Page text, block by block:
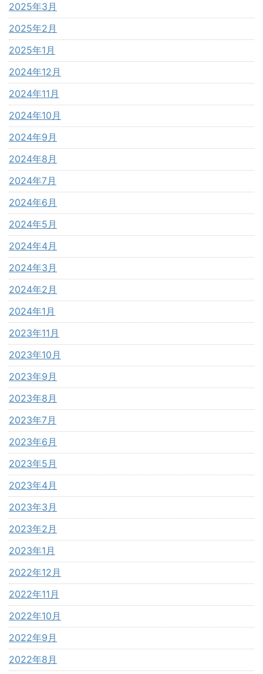
2025年3月
2025年2月
2025年1月
2024年12月
2024年11月
2024年10月
2024年9月
2024年8月
2024年7月
2024年6月
2024年5月
2024年4月
2024年3月
2024年2月
2024年1月
2023年11月
2023年10月
2023年9月
2023年8月
2023年7月
2023年6月
2023年5月
2023年4月
2023年3月
2023年2月
2023年1月
2022年12月
2022年11月
2022年10月
2022年9月
2022年8月